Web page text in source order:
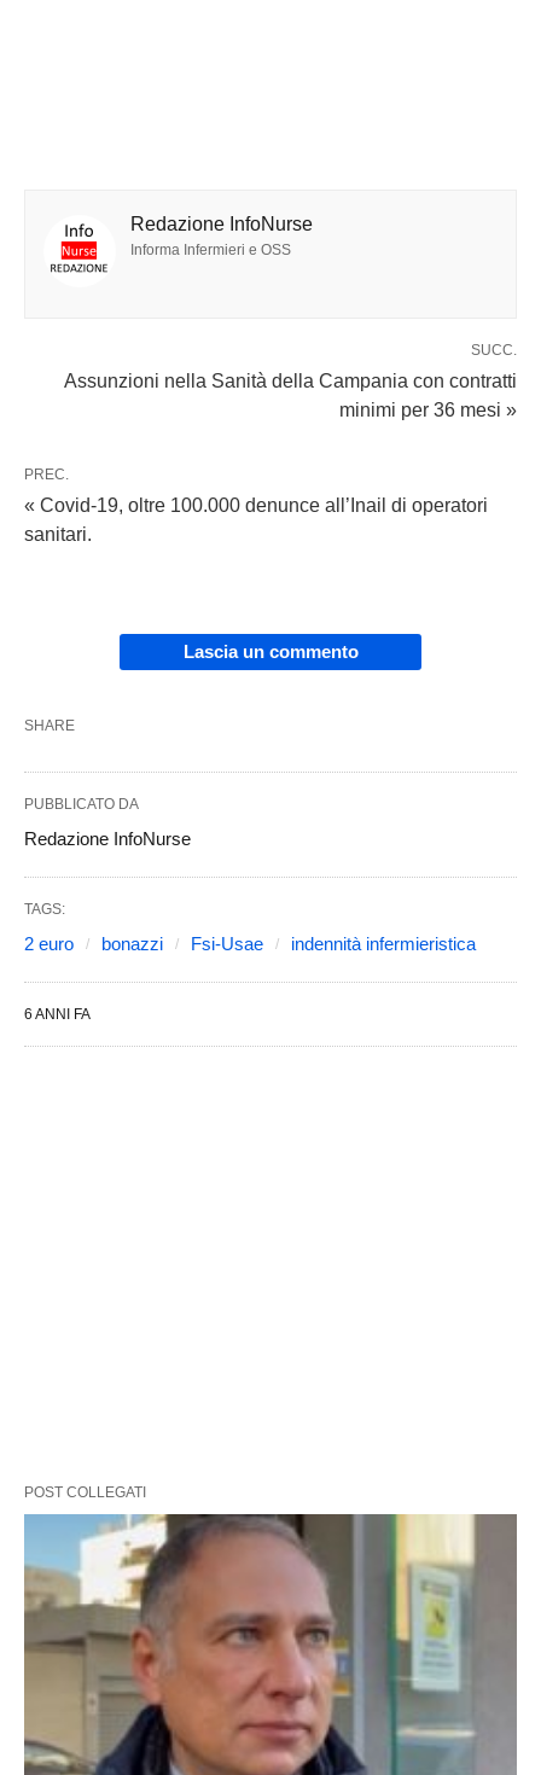
Redazione InfoNurse
Informa Infermieri e OSS
SUCC.
Assunzioni nella Sanità della Campania con contratti
minimi per 36 mesi »
PREC.
« Covid-19, oltre 100.000 denunce all’Inail di operatori
sanitari.
Lascia un commento
SHARE
PUBBLICATO DA
Redazione InfoNurse
TAGS:
2 euro bonazzi Fsi-Usae indennità infermieristica
6 ANNI FA
POST COLLEGATI